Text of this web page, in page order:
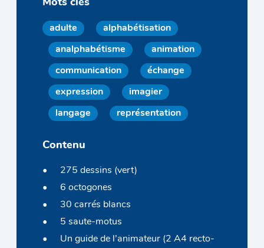
Mots clés
adulte alphabétisation
analphabétisme animation
communication échange
expression imagier
langage représentation
Contenu
275 dessins (vert)
6 octogones
30 carrés blancs
5 saute-motus
Un guide de l’animateur (2 A4 recto-